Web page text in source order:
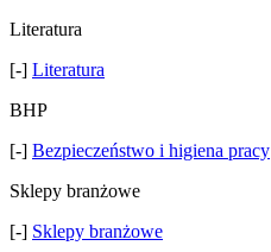
Literatura
[-] Literatura
BHP
[-] Bezpieczeństwo i higiena pracy
Sklepy branżowe
[-] Sklepy branżowe